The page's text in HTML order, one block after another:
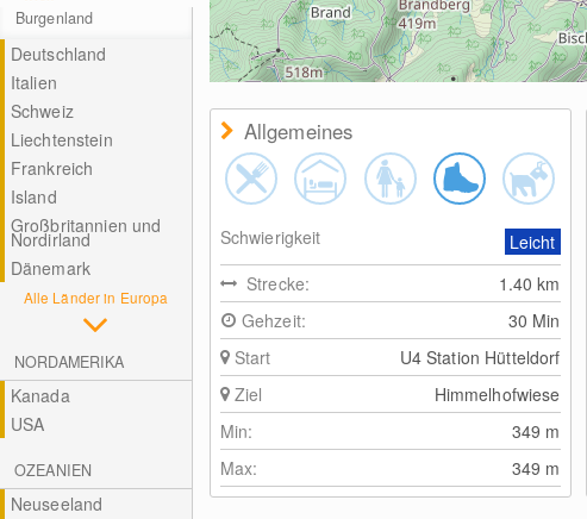
Burgenland
Deutschland
Italien
Schweiz
Liechtenstein
Frankreich
Island
Großbritannien und
Nordirland
Dänemark
Alle Länder in Europa
NORDAMERIKA
Kanada
USA
OZEANIEN
Neuseeland
Allgemeines
Schwierigkeit
Leicht
Strecke:
1.40km
Gehzeit:
30 Min
Start
U4 Station Hütteldorf
Ziel
Himmelhofwiese
Min:
349 m
Max:
349 m